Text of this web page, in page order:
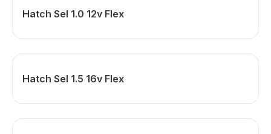
Hatch Sel 1.0 12v Flex
Hatch Sel 1.5 16v Flex